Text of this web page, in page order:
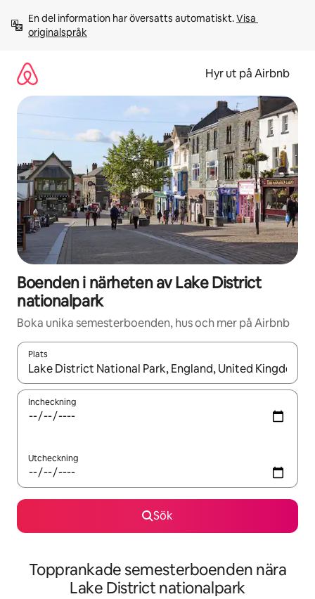
innehåll
En del information har översatts automatiskt. Visa
originalspråk
Hyr ut på Airbnb
Boenden i närheten av Lake District
nationalpark
Boka unika semesterboenden, hus och mer på Airbnb
Plats
När resultaten är tillgängliga kan du navigera med upp- och
Incheckning
Utcheckning
Sök
Topprankade semesterboenden nära
Lake District nationalpark